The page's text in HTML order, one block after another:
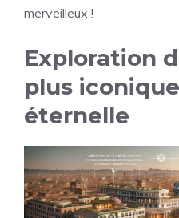
merveilleux !
Exploration
plus
éternelle